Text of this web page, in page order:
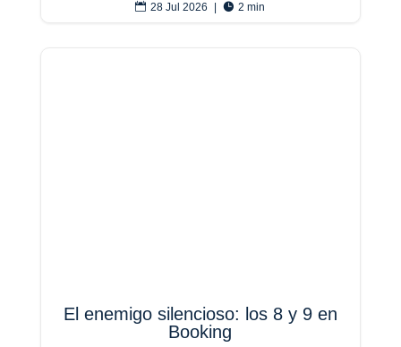
 28 Jul 2026  2 min
El enemigo silencioso: los 8 y 9 en
Booking